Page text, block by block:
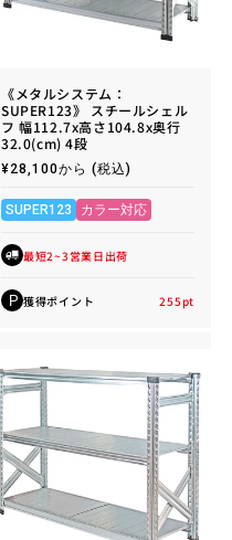
《メタルシステム：
SUPER123》 スチールシェル
フ 幅112.7x高さ104.8x奥行
32.0(cm) 4段
通
価
格
¥28,100から (税込)
SUPER123 カラー対応
最短2~3営業日出荷
P 獲得ポイント 255pt